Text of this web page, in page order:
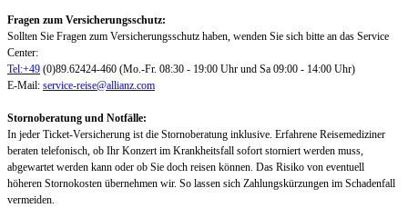
Fragen zum Versicherungsschutz:
Sollten Sie Fragen zum Versicherungsschutz haben, wenden Sie sich bitte an das Service
Center:
Tel:+49 (0)89.62424-460 (Mo.-Fr. 08:30 - 19:00 Uhr und Sa 09:00 - 14:00 Uhr)
E-Mail: service-reise@allianz.com
Stornoberatung und Notfälle:
In jeder Ticket-Versicherung ist die Stornoberatung inklusive. Erfahrene Reisemediziner
beraten telefonisch, ob Ihr Konzert im Krankheitsfall sofort storniert werden muss,
abgewartet werden kann oder ob Sie doch reisen können. Das Risiko von eventuell
höheren Stornokosten übernehmen wir. So lassen sich Zahlungskürzungen im Schadenfall
vermeiden.